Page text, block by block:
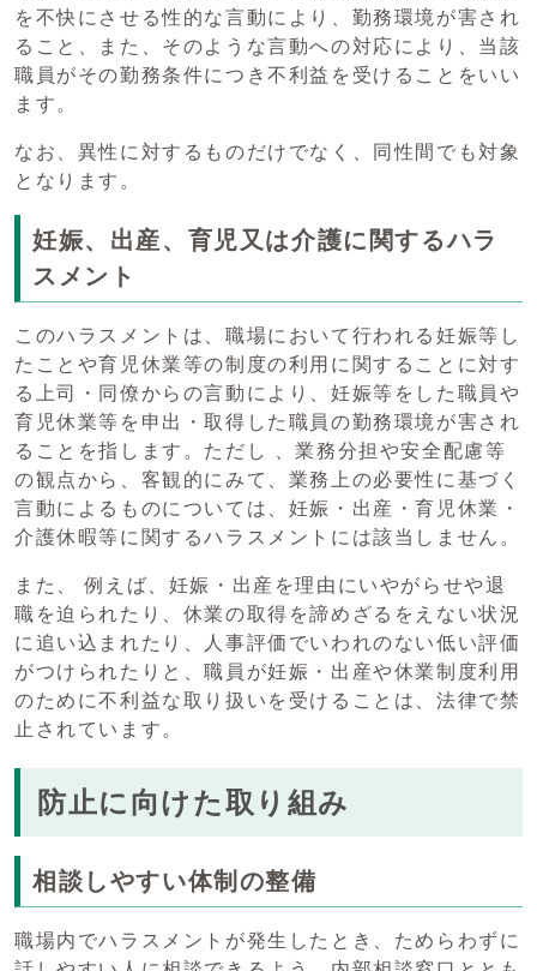
を不快にさせる性的な言動により、勤務環境が害され
ること、また、そのような言動への対応により、当該
職員がその勤務条件につき不利益を受けることをいい
ます。
なお、異性に対するものだけでなく、同性間でも対象
となります。
妊娠、出産、育児又は介護に関するハラ
スメント
このハラスメントは、職場において行われる妊娠等し
たことや育児休業等の制度の利用に関することに対す
る上司・同僚からの言動により、妊娠等をした職員や
育児休業等を申出・取得した職員の勤務環境が害され
ることを指します。ただし 、業務分担や安全配慮等
の観点から、客観的にみて、業務上の必要性に基づく
言動によるものについては、妊娠・出産・育児休業・
介護休暇等に関するハラスメントには該当しません。
また、 例えば、妊娠・出産を理由にいやがらせや退
職を迫られたり、休業の取得を諦めざるをえない状況
に追い込まれたり、人事評価でいわれのない低い評価
がつけられたりと、職員が妊娠・出産や休業制度利用
のために不利益な取り扱いを受けることは、法律で禁
止されています。
防止に向けた取り組み
相談しやすい体制の整備
職場内でハラスメントが発生したとき、ためらわずに